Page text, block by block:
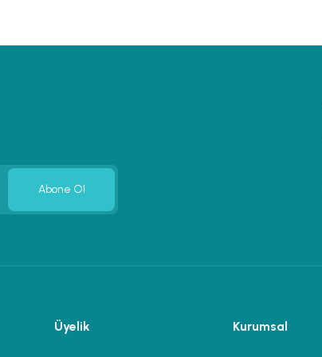
Abone Ol
Üyelik Kurumsal